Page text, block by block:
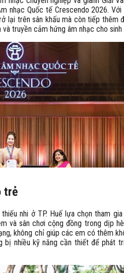
nhạc Quốc tế Crescendo 2026.
lại trên sân khấu mà còn tiếp thêm
truyền cảm hứng âm nhạc cho sinh
trẻ
thiếu nhi ở TP. Huế lựa chọn tham
và sân chơi cộng đồng trong dịp
không chỉ giúp các em có thêm
bị nhiều kỹ năng cần thiết để phát